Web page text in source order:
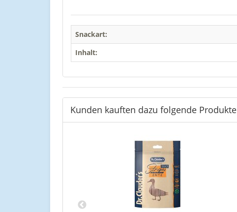
Snackart:
Inhalt:
Kunden kauften dazu folgende Produkte